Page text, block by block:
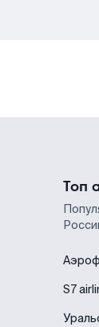
Топ
S7